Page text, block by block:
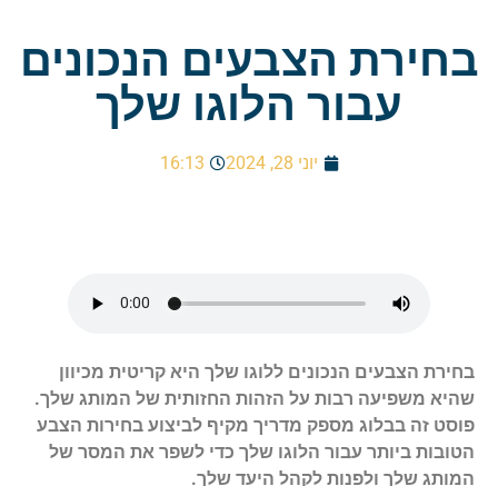
בחירת הצבעים הנכונים
עבור הלוגו שלך
יוני 28, 2024 16:13
בחירת הצבעים הנכונים ללוגו שלך היא קריטית מכיוון
שהיא משפיעה רבות על הזהות החזותית של המותג שלך.
פוסט זה בבלוג מספק מדריך מקיף לביצוע בחירות הצבע
הטובות ביותר עבור הלוגו שלך כדי לשפר את המסר של
המותג שלך ולפנות לקהל היעד שלך.